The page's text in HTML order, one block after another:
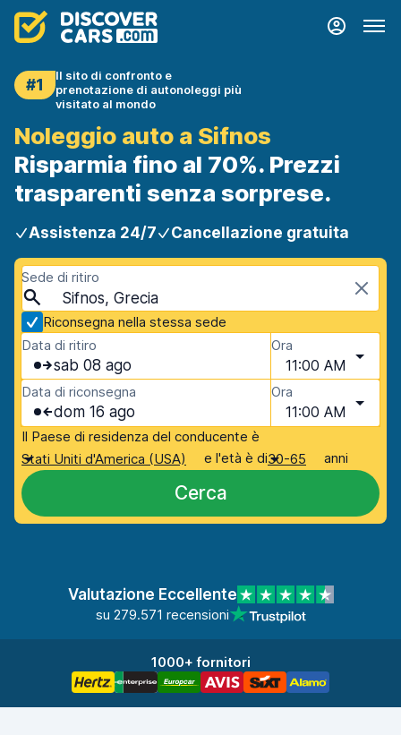
#1
Il sito di confronto e
prenotazione di autonoleggi più
visitato al mondo
Noleggio auto a Sifnos
Risparmia fino al 70%. Prezzi
trasparenti senza sorprese.
Assistenza 24/7 Cancellazione gratuita
Sede di ritiro
Sifnos, Grecia
Riconsegna nella stessa sede
Data di ritiro
sab 08 ago
Ora
11:00 AM
Data di riconsegna
dom 16 ago
Ora
11:00 AM
Il Paese di residenza del conducente è
Stati Uniti d'America (USA)
e l'età è di30-65 anni
Cerca
Valutazione Eccellente
su 279.571 recensioni
1000+ fornitori